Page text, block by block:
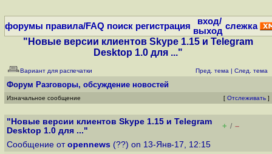
форумы правила/FAQ поиск регистрация
вход/
выход слежка
"Новые версии клиентов Skype 1.15 и Telegram
Desktop 1.0 для ..."
Вариант для распечатки Пред. тема | След. тема
Форум Разговоры, обсуждение новостей
Изначальное сообщение [ Отслеживать ]
"Новые версии клиентов Skype 1.15 и Telegram
Desktop 1.0 для ..."
+ / –
Сообщение от opennews (??) on 13-Янв-17, 12:15